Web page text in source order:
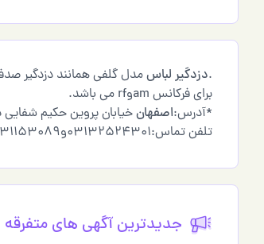
.دزدگیر لباسمدل گلفی همانند دزدگیر
برای فرکانس amوrf می باشد.
*آدرس:اصفهانخیابان پروین حکیم
تلفن تماس:03132524301و09131153089
جدیدترین آگهی های متفرقه